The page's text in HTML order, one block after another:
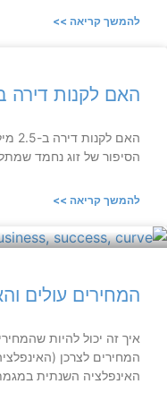
להמשך קריאה >>
האם לקנות דירה
הסיפור של זוג נחמד
להמשך קריאה >>
המחירים עולים
איך זה יכול להיות
האינפלציה השנתית